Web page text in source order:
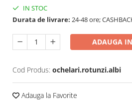
IN STOC
Durata de livrare: 24-48 ore;
ADAUGA
Cod Produs: ochelari.rotunzi.albi
Adauga la Favorite